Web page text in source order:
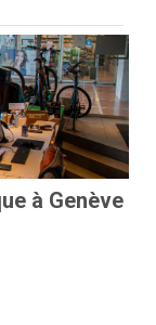
à Genève